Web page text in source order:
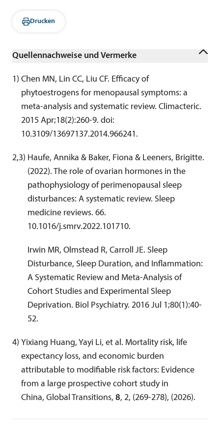
Drucken
Quellennachweise und Vermerke
1 ) Chen MN, Lin CC, Liu CF. Efficacy of
phytoestrogens for menopausal symptoms: a
meta-analysis and systematic review. Climacteric.
2015 Apr;18(2):260-9. doi:
10.3109/13697137.2014.966241.
2,3) Haufe, Annika & Baker, Fiona & Leeners, Brigitte.
(2022). The role of ovarian hormones in the
pathophysiology of perimenopausal sleep
disturbances: A systematic review. Sleep
medicine reviews. 66.
10.1016/j.smrv.2022.101710.
Irwin MR, Olmstead R, Carroll JE. Sleep
Disturbance, Sleep Duration, and Inflammation:
A Systematic Review and Meta-Analysis of
Cohort Studies and Experimental Sleep
Deprivation. Biol Psychiatry. 2016 Jul 1;80(1):40-
52.
4) Yixiang Huang, Yayi Li, et al. Mortality risk, life
expectancy loss, and economic burden
attributable to modifiable risk factors: Evidence
from a large prospective cohort study in
China, Global Transitions, 8, 2, (269-278), (2026).